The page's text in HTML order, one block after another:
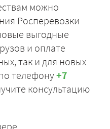
можно
Росперевозки
выгодные
и оплате
так и для новых
телефону+7
консультацию